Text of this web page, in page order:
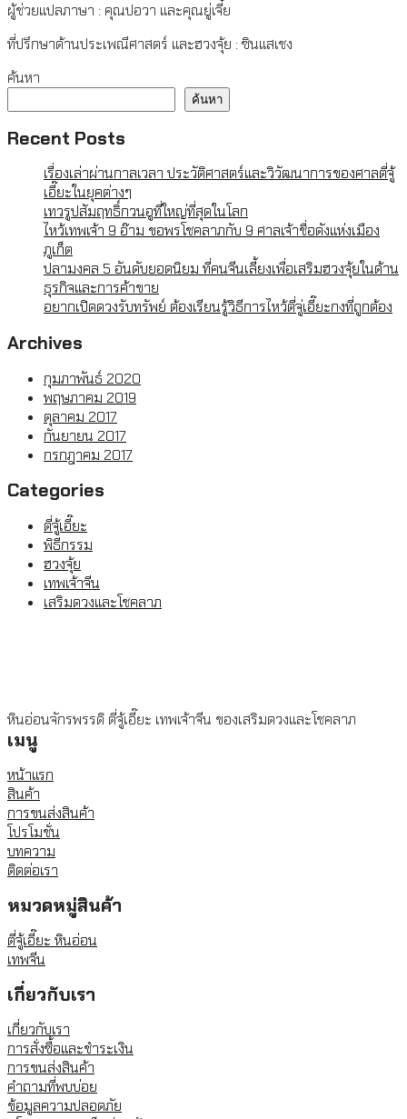
ผู้ช่วยแปลภาษา : คุณปอวา และคุณยู่เจี๋ย
ที่ปรึกษาด้านประเพณีศาสตร์ และฮวงจุ้ย : ซินแสเชง
ค้นหา
ค้นหา
Recent Posts
เรื่องเล่าผ่านกาลเวลา ประวัติศาสตร์และวิวัฒนาการของศาลตี่จู้
เอี๊ยะในยุคต่างๆ
เทวรูปสัมฤทธิ์กวนอูที่ใหญ่ที่สุดในโลก
ไหว้เทพเจ้า 9 อ๊าม ขอพรโชคลาภกับ 9 ศาลเจ้าชื่อดังแห่งเมือง
ภูเก็ต
ปลามงคล 5 อันดับยอดนิยม ที่คนจีนเลี้ยงเพื่อเสริมฮวงจุ้ยในด้าน
ธุรกิจและการค้าขาย
อยากเปิดดวงรับทรัพย์ ต้องเรียนรู้วิธีการไหว้ตี่จู่เอี๊ยะกงที่ถูกต้อง
Archives
กุมภาพันธ์ 2020
พฤษภาคม 2019
ตุลาคม 2017
กันยายน 2017
กรกฎาคม 2017
Categories
ตี่จู้เอี๊ยะ
พิธีกรรม
ฮวงจุ้ย
เทพเจ้าจีน
เสริมดวงและโชคลาภ
หินอ่อนจักรพรรดิ ตี่จู้เอี๊ยะ เทพเจ้าจีน ของเสริมดวงและโชคลาภ
เมนู
หน้าแรก
สินค้า
การขนส่งสินค้า
โปรโมชั่น
บทความ
ติดต่อเรา
หมวดหมู่สินค้า
ตี่จู้เอี๊ยะ หินอ่อน
เทพจีน
เกี่ยวกับเรา
เกี่ยวกับเรา
การสั่งซื้อและชำระเงิน
การขนส่งสินค้า
คำถามที่พบบ่อย
ข้อมูลความปลอดภัย